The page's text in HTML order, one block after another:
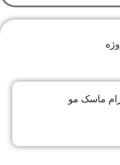
ماسک مو